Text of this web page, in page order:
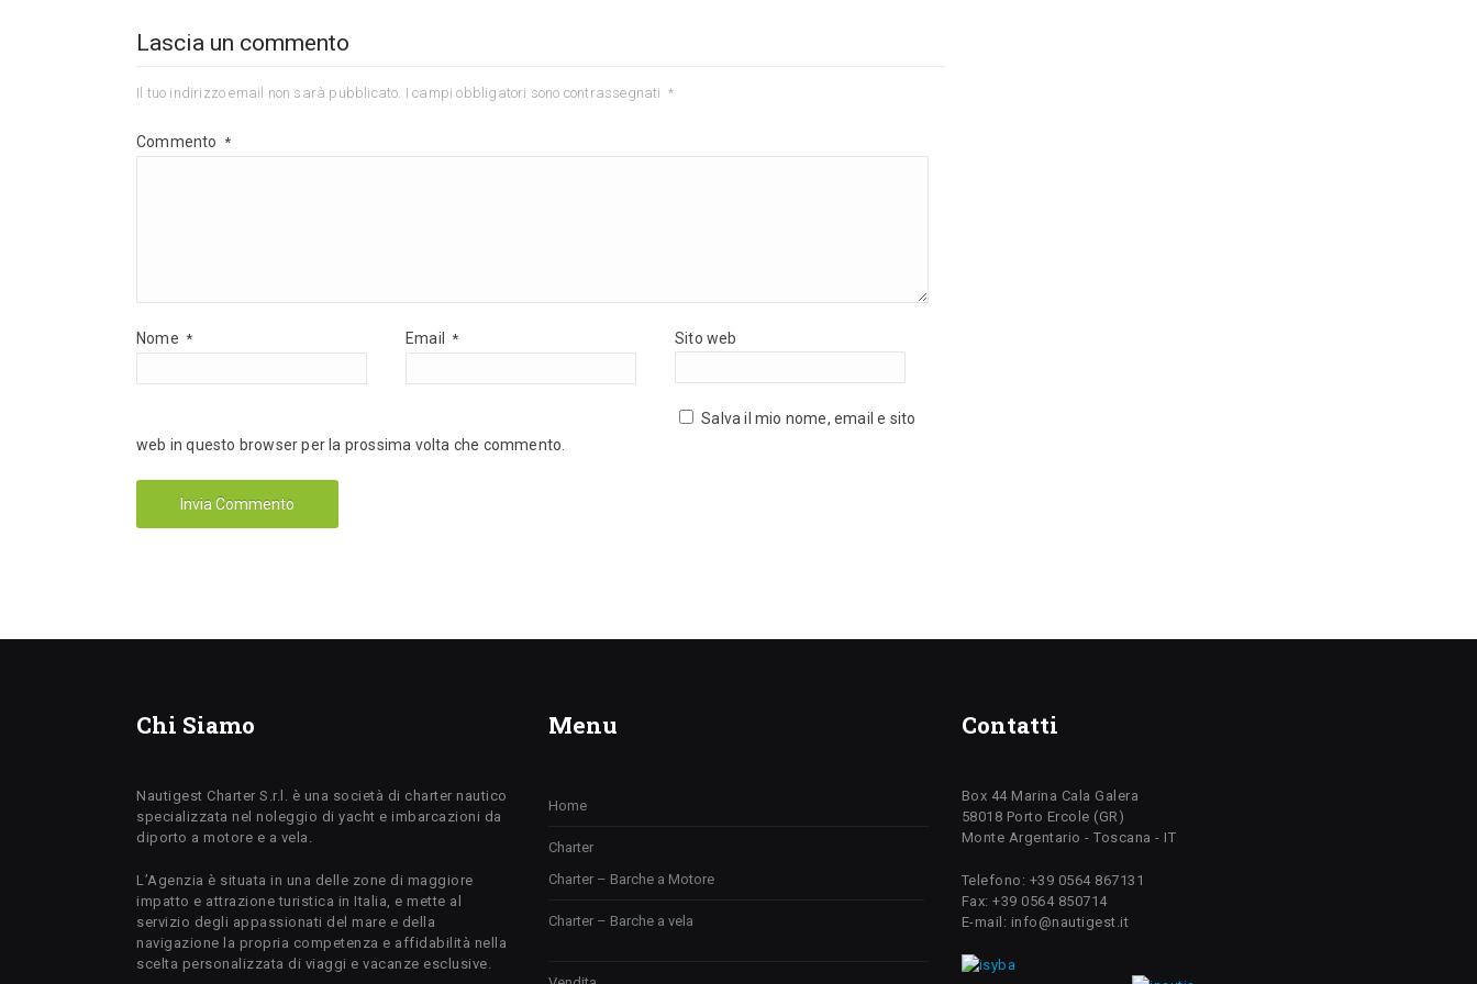
Lascia un commento
Il tuo indirizzo email non sarà pubblicato. I campi obbligatori sono contrassegnati *
Commento *
Nome * Email * Sito web
Salva il mio nome, email e sito
web in questo browser per la prossima volta che commento.
Chi Siamo
Nautigest Charter S.r.l. è una società di charter nautico
specializzata nel noleggio di yacht e imbarcazioni da
diporto a motore e a vela.
L’Agenzia è situata in una delle zone di maggiore
impatto e attrazione turistica in Italia, e mette al
servizio degli appassionati del mare e della
navigazione la propria competenza e affidabilità nella
scelta personalizzata di viaggi e vacanze esclusive.
Menu
Home
Charter
Charter – Barche a Motore
Charter – Barche a vela
Contatti
Box 44 Marina Cala Galera
58018 Porto Ercole (GR)
Monte Argentario - Toscana - IT
Telefono: +39 0564 867131
Fax: +39 0564 850714
E-mail: info@nautigest.it